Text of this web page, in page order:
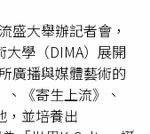
迎的代表作，更被
，傳唱數十年。曹格
自其2008年事業與
是記錄自己面對錯
」，以極簡編曲襯
現象級作品，奠定
盛大舉辦記者會，
學（DIMA）展開
廣播與媒體藝術的
《寄生上流》、
，並培養出